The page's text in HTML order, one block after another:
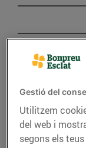
Gestió del
Utilitzem
del web i
segons els